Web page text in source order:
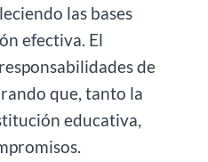
las bases
efectiva. El
de
que, tanto la
educativa,